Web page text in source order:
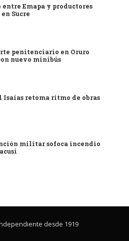
entre Emapa y productores
Sucre
penitenciario en Oruro
nuevo minibús
Isaías retoma ritmo de obras
militar sofoca incendio
desde 1919